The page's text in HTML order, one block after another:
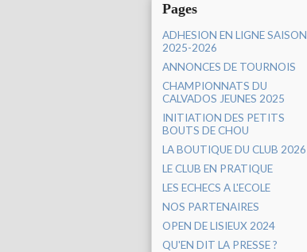
Pages
ADHESION EN LIGNE SAISON
2025-2026
ANNONCES DE TOURNOIS
CHAMPIONNATS DU
CALVADOS JEUNES 2025
INITIATION DES PETITS
BOUTS DE CHOU
LA BOUTIQUE DU CLUB 2026
LE CLUB EN PRATIQUE
LES ECHECS A L'ECOLE
NOS PARTENAIRES
OPEN DE LISIEUX 2024
QU'EN DIT LA PRESSE ?